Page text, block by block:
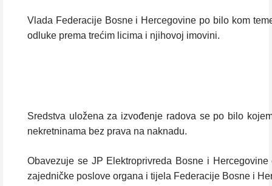
Vlada Federacije Bosne i Hercegovine po bilo kom
odluke prema trećim licima i njihovoj imovini.
Sredstva uložena za izvođenje radova se po bilo
nekretninama bez prava na naknadu.
Obavezuje se JP Elektroprivreda Bosne i
zajedničke poslove organa i tijela Federacije Bosne i